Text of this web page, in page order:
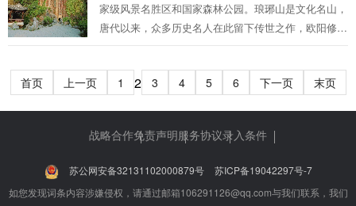
家级风景名胜区和国家森林公园。琅琊山是文化名山，
唐代以来，众多历史名人在此留下传世之作，欧阳修
还有多处全国、全省重点文物保护单...
首页 上一页 1 2 3 4 5 6 下一页 末页
战略合作免责声明服务协议录入条件
苏公网安备32131102000879号
苏ICP备19042297号-7
如您发现词条内容涉嫌侵权，请通过邮箱106291126@qq.com与我们联系，我们